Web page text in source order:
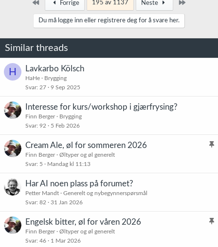
Først Forrige 195 av 1137 Neste
Du må logge inn eller registrere deg for å svare her.
Similar threads
H Lavkarbo Kölsch
HaHe
Brygging
Svar 27 9 Sep 2025
Interesse for kurs/workshop i gjærfrysing?
Finn Berger
Brygging
Svar 92 5 Feb 2026
K
Cream Ale, øl for sommeren 2026
Finn Berger
Øltyper og øl generelt
Svar 5 Mandag kl 11:13
Har AI noen plass på forumet?
Petter Mandt
Generelt og nybegynnerspørsmål
Svar 82 31 Jan 2026
K
Engelsk bitter, øl for våren 2026
Finn Berger
Øltyper og øl generelt
Svar 46 1 Mar 2026